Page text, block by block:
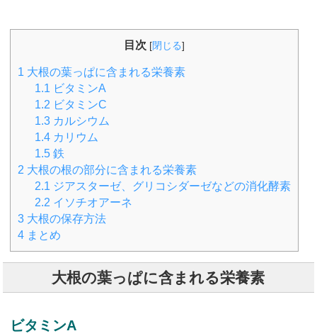
目次 [閉じる]
1 大根の葉っぱに含まれる栄養素
1.1 ビタミンA
1.2 ビタミンC
1.3カルシウム
1.4カリウム
1.5鉄
2 大根の根の部分に含まれる栄養素
2.1 ジアスターゼ、グリコシダーゼなどの消化酵素
2.2 イソチオアーネ
3 大根の保存方法
4 まとめ
大根の葉っぱに含まれる栄養素
ビタミンA